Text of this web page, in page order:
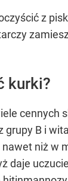
z
kurki?
cennych
grupy B i
niż w
daje